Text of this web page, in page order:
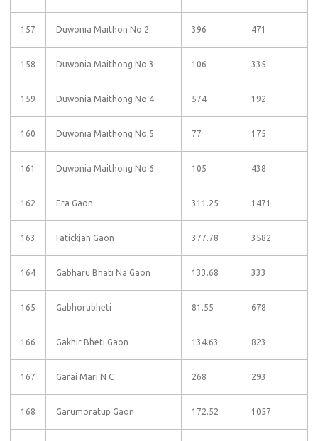
157 Duwonia Maithon No 2 396 471
158 Duwonia Maithong No 3 106 335
159 Duwonia Maithong No 4 574 192
160 Duwonia Maithong No 5 77 175
161 Duwonia Maithong No 6 105 438
162 Era Gaon 311.25 1471
163 Fatickjan Gaon 377.78 3582
164 Gabharu Bhati Na Gaon 133.68 333
165 Gabhorubheti 81.55 678
166 Gakhir Bheti Gaon 134.63 823
167 Garai Mari N C 268 293
168 Garumoratup Gaon 172.52 1057